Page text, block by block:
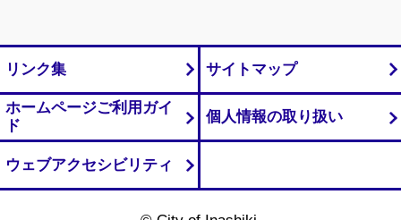
リンク集 サイトマップ
ホームページご利用ガイ
ド
個人情報の取り扱い
ウェブアクセシビリティ